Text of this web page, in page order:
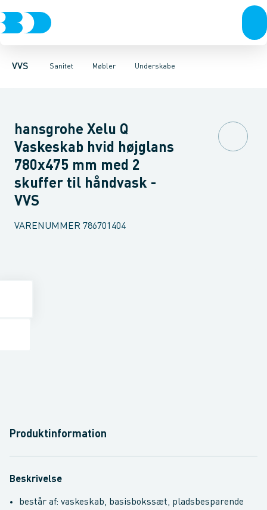
VVS Sanitet
Rør & fittingsPressfittings & rørKuglehaner & ventiler
Møbler
Toiletter, sæder og cisterner VaskeArmaturer
Underskabe
Møbelsæt & pakkerUnderskabeHøjskabe
hansgrohe Xelu Q
Vaskeskab hvid højglans
780x475 mm med 2
skuffer til håndvask -
VVS
VARENUMMER 786701404
Produktinformation
Beskrivelse
består af: vaskeskab, basisbokssæt, pladsbesparende